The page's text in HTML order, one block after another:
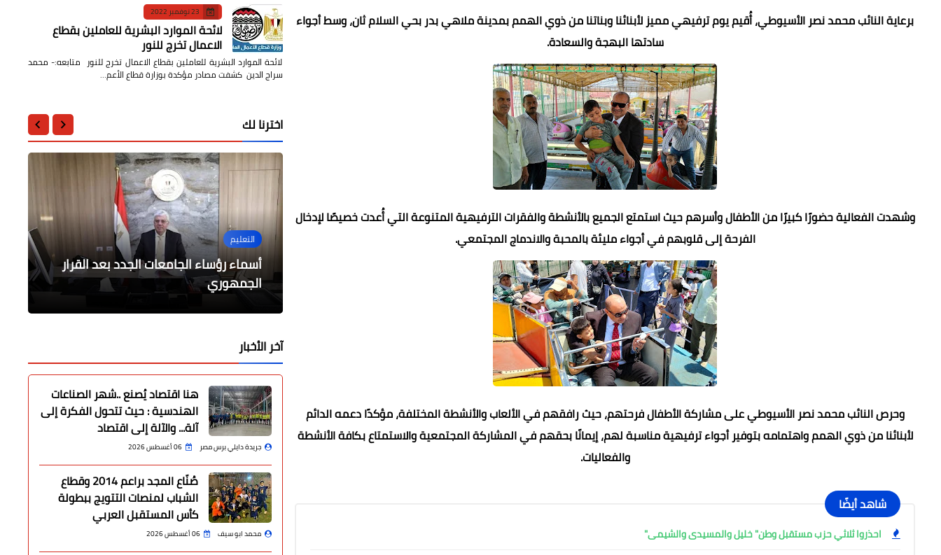
برعاية النائب محمد نصر الأسيوطي، أُقيم يوم ترفيهي مميز لأبنائنا وبناتنا من ذوي الهمم بمدينة ملاهي بدر بحي السلام ثان، وسط أجواء
سادتها البهجة والسعادة.
وشهدت الفعالية حضورًا كبيرًا من الأطفال وأسرهم حيث استمتع الجميع بالأنشطة والفقرات الترفيهية المتنوعة التي أُعدت خصيصًا لإدخال
الفرحة إلى قلوبهم في أجواء مليئة بالمحبة والاندماج المجتمعي.
وحرص النائب محمد نصر الأسيوطي على مشاركة الأطفال فرحتهم، حيث رافقهم في الألعاب والأنشطة المختلفة، مؤكدًا دعمه الدائم
لأبنائنا من ذوي الهمم واهتمامه بتوفير أجواء ترفيهية مناسبة لهم، إيمانًا بحقهم في المشاركة المجتمعية والاستمتاع بكافة الأنشطة
والفعاليات.
شاهد أيضًا
احذروا ثلاثي حزب مستقبل وطن" خليل والمسيدى والشيمى"
23 نوفمبر 2022
لائحة الموارد البشرية للعاملين بقطاع
الاعمال تخرج للنور
لائحة الموارد البشرية للعاملين بقطاع الاعمال تخرج للنور متابعه:- محمد
سراج الدين كشفت مصادر مؤكدة بوزارة قطاع الأعم…
اخترنا لك
محمد ابو سيف
07 فبراير 2023
التعليم
أسماء رؤساء الجامعات الجدد بعد القرار
الجمهوري
07 فبراير 2023
الرياضة
صبحي يشهد توقيع بروتوكول تعاون بين
وزارة الشباب والرياضة ومؤسسة كير مصر
للتنمية
عماد الدين محمد
07 فبراير 2023
فن
مهرجان المنصورة المسرحي الأقليمي
الثاني في الفترة من ٨ إلى ١٥ فبراير
07 فبراير 2023
اقتصاد وأعمال
البورصة تغلق على ارتفاع 1.9% بدعم
مشتريات عربية وأجنبية
محمد ابو سيف
07 فبراير 2023
محافظات
فاعليات ملتقى الاتحاد العربي للعاملين
بالمصارف بالغردقة
آخر الأخبار
هنا اقتصاد يُصنع ..شهر الصناعات
الهندسية : حيث تتحول الفكرة إلى
آلة... والآلة إلى اقتصاد
جريدة دايلي برس مصر 06 أغسطس 2026
صُنّاع المجد براعم 2014 وقطاع
الشباب لمنصات التتويج ببطولة
كأس المستقبل العربي
محمد ابو سيف 06 أغسطس 2026